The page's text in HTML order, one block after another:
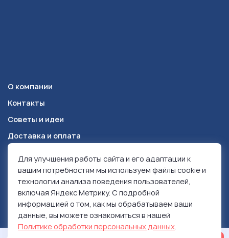
О компании
Контакты
Советы и идеи
Доставка и оплата
Красноярск +7 (391) 278-49-84
© 1999-2026 Ролен
Политика конфиденциальности
Использование контента
Для улучшения работы сайта и его адаптации к
вашим потребностям мы используем файлы cookie и
технологии анализа поведения пользователей,
включая Яндекс Метрику. С подробной
информацией о том, как мы обрабатываем ваши
данные, вы можете ознакомиться в нашей
Политике обработки персональных данных.